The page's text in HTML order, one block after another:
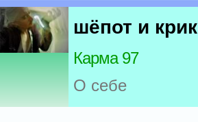
шёпот и крик
Карма 97
О себе